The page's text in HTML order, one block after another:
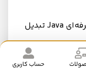
اگر می‌خواهید به یک برنامه‌نویس حرفه‌ای Java تبدیل
شوید، درک عمیق ترتیب اجرای عملگرها در Java یکی از
حساب کاربری